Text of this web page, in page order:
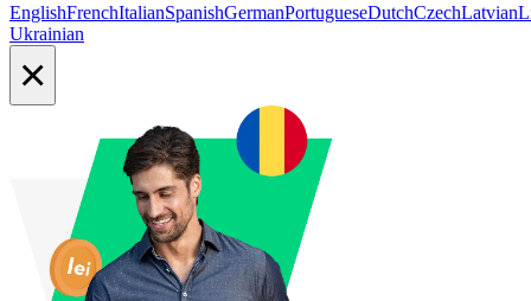
EnglishFrenchItalianSpanishGermanPortugueseDutchCzechLatvian
Ukrainian
×